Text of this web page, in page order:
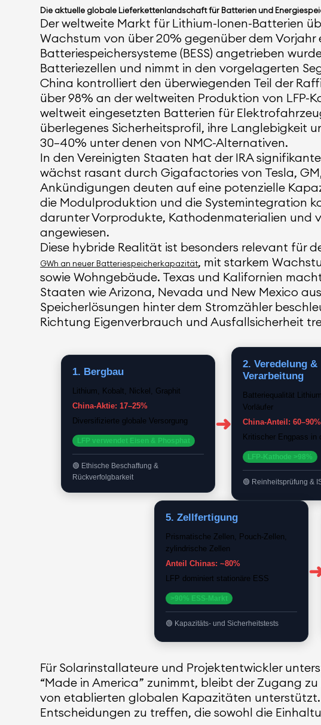
Die aktuelle globale Lieferkettenlandschaft für Batterien und
Der weltweite Markt für Lithium-Ionen-Batterien
Wachstum von über 20% gegenüber dem
Batteriespeichersysteme (BESS) angetrieben
Batteriezellen und nimmt in den vorgelagerten
China kontrolliert den überwiegenden Teil der
über 98% an der weltweiten Produktion von LFP-
weltweit eingesetzten Batterien für
überlegenes Sicherheitsprofil, ihre Langlebigkeit
30–40% unter denen von NMC-Alternativen.
In den Vereinigten Staaten hat der IRA
wächst rasant durch Gigafactories von Tesla,
Ankündigungen deuten auf eine potenzielle
die Modulproduktion und die Systemintegration
darunter Vorprodukte, Kathodenmaterialien und
angewiesen.
Diese hybride Realität ist besonders relevant für
GWh an neuer Batteriespeicherkapazität, mit starkem
sowie Wohngebäude. Texas und Kalifornien
Staaten wie Arizona, Nevada und New Mexico
Speicherlösungen hinter dem Stromzähler
Richtung Eigenverbrauch und Ausfallsicherheit
1. Bergbau
Lithium, Kobalt, Nickel, Graphit
China-Aktie: 17–25%
Diversifizierte globale Versorgung
LFP verwendet Eisen & Phosphat
Ethische Beschaffung &
Rückverfolgbarkeit
➜
2. Veredelung &
Verarbeitung
Batteriequalität
Vorläufer
China-Anteil:
Kritischer Engpass in
LFP-Kathode >98%
Reinheitsprüfung &
5. Zellfertigung
Prismatische Zellen, Pouch-Zellen,
zylindrische Zellen
Anteil Chinas: ~80%
LFP dominiert stationäre ESS
>90% ESS-Markt
Kapazitäts- und Sicherheitstests
Für Solarinstallateure und Projektentwickler
“Made in America” zunimmt, bleibt der Zugang
von etablierten globalen Kapazitäten
Entscheidungen zu treffen, die sowohl die